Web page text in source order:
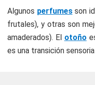
Algunos perfumesson
frutales), y otras son
amaderados). El otoño
es una transición